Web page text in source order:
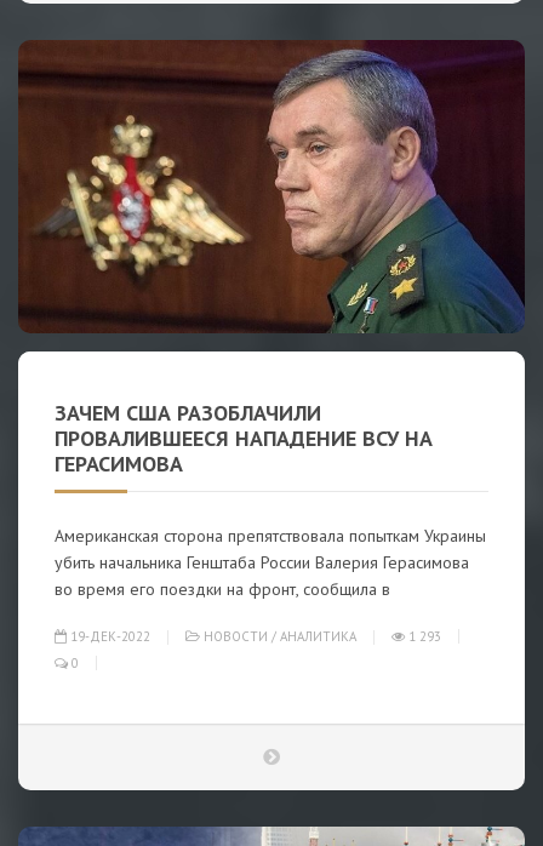
ЗАЧЕМ США РАЗОБЛАЧИЛИ
ПРОВАЛИВШЕЕСЯ НАПАДЕНИЕ ВСУ НА
ГЕРАСИМОВА
Американская сторона препятствовала попыткам Украины
убить начальника Генштаба России Валерия Герасимова
во время его поездки на фронт, сообщила в
19-ДЕК-2022 НОВОСТИ / АНАЛИТИКА
1 293
0